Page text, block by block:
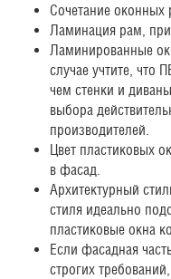
Сочетание
Ламинация рам,
Ламинированные
случае учтите, что
чем стенки и
выбора
производителей.
Цвет пластиковых
в фасад.
Архитектурный
стиля идеально
пластиковые окна
Если фасадная
строгих